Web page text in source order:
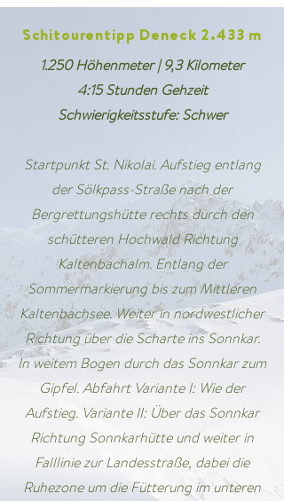
Schitourentipp Deneck 2.433 m
1.250 Höhenmeter | 9,3 Kilometer
4:15 Stunden Gehzeit
Schwierigkeitsstufe: Schwer
Startpunkt St. Nikolai. Aufstieg entlang
der Sölkpass-Straße nach der
Bergrettungshütte rechts durch den
schütteren Hochwald Richtung
Kaltenbachalm. Entlang der
Sommermarkierung bis zum Mittleren
Kaltenbachsee. Weiter in nordwestlicher
Richtung über die Scharte ins Sonnkar.
In weitem Bogen durch das Sonnkar zum
Gipfel. Abfahrt Variante I: Wie der
Aufstieg. Variante II: Über das Sonnkar
Richtung Sonnkarhütte und weiter in
Falllinie zur Landesstraße, dabei die
Ruhezone um die Fütterung im unteren